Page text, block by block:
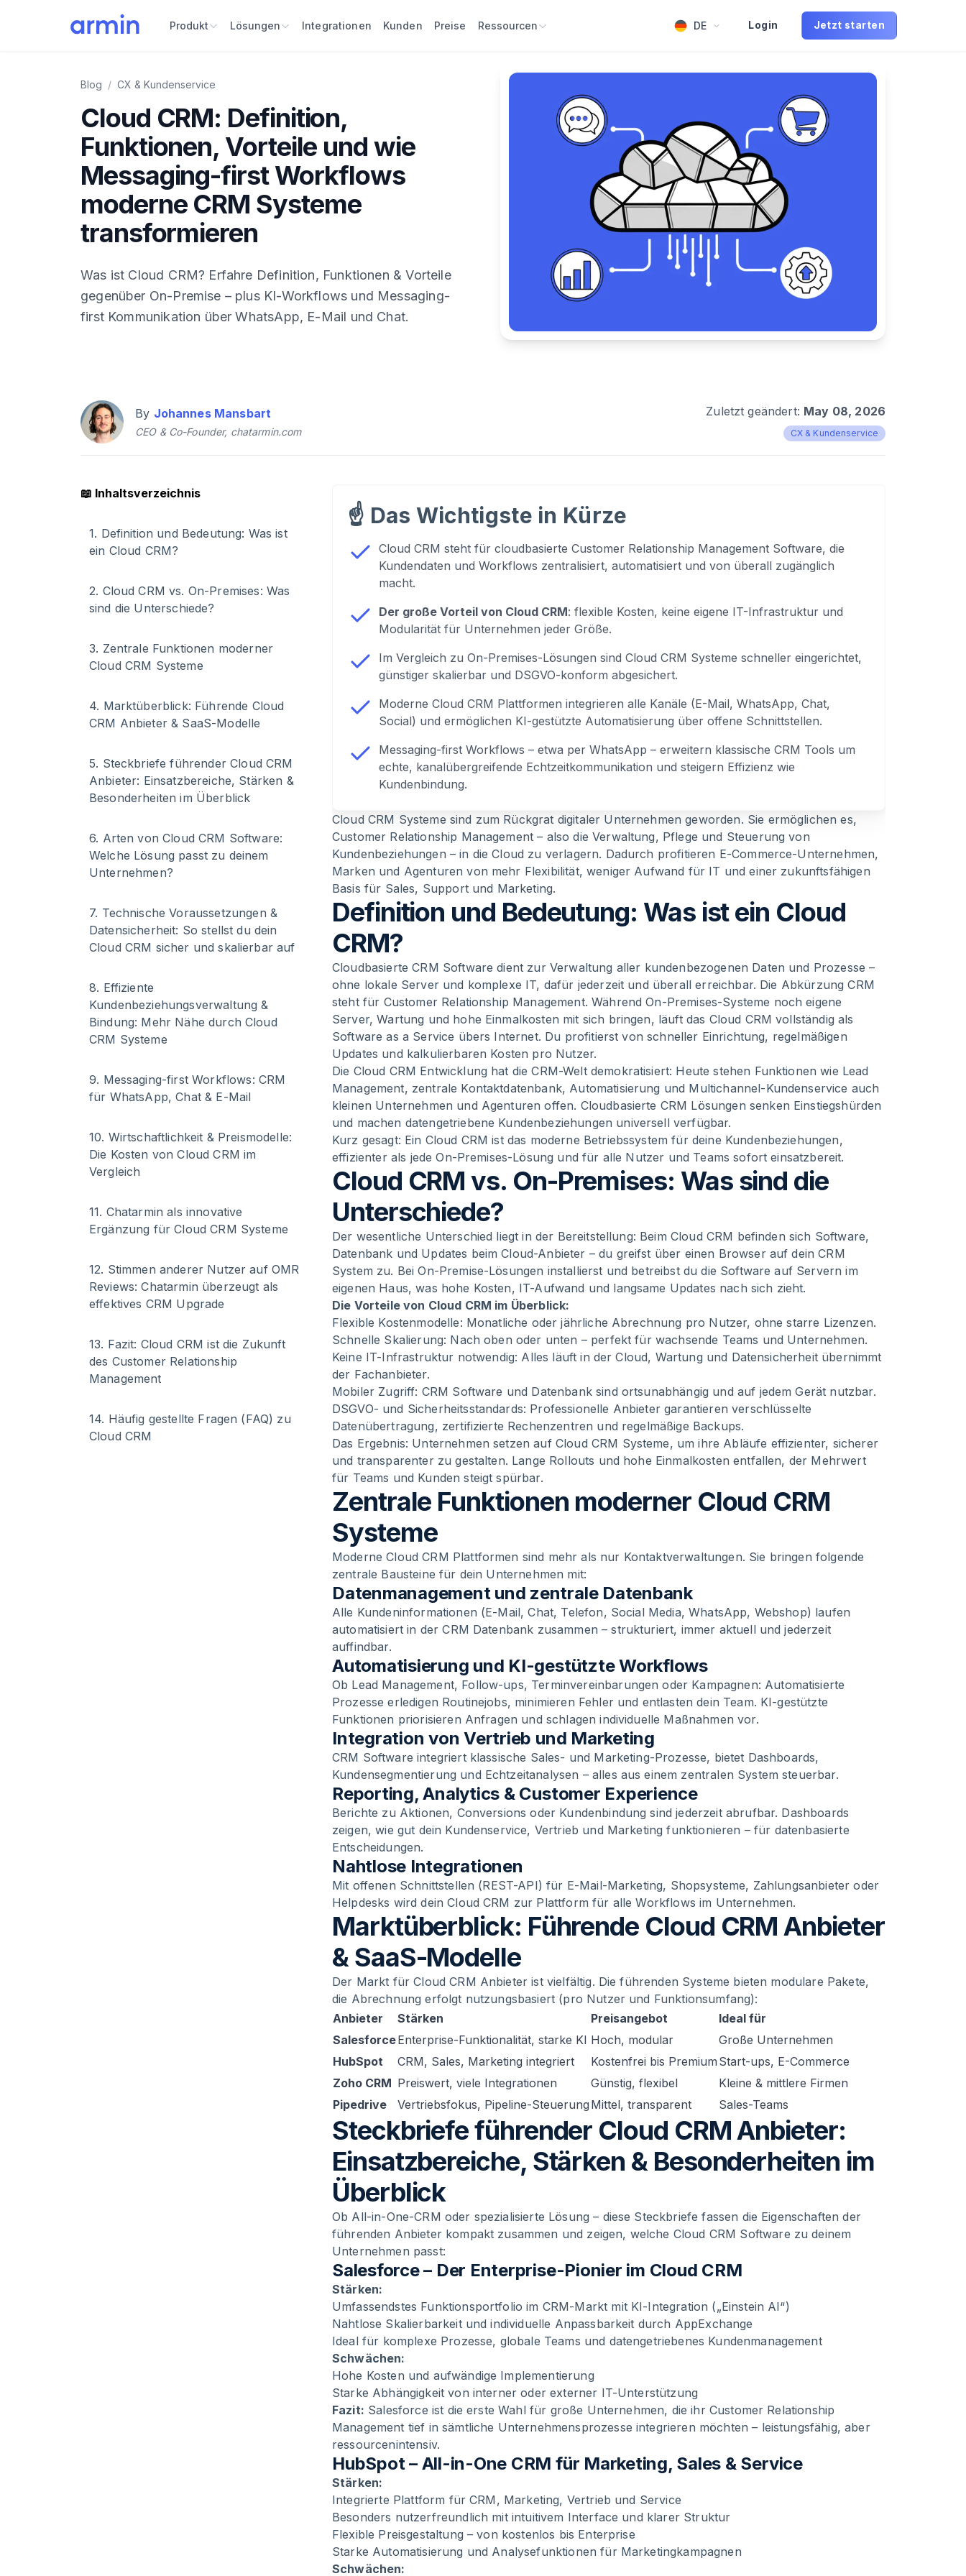
Produkt Lösungen Integrationen Kunden Preise Ressourcen DE Login Jetzt starten
Blog / CX & Kundenservice
Cloud CRM: Definition,
Funktionen, Vorteile und wie
Messaging-first Workflows
moderne CRM Systeme
transformieren
Was ist Cloud CRM? Erfahre Definition, Funktionen & Vorteile
gegenüber On-Premise – plus KI-Workflows und Messaging-
first Kommunikation über WhatsApp, E-Mail und Chat.
By Johannes Mansbart
CEO & Co-Founder, chatarmin.com
Zuletzt geändert: May 08, 2026
CX & Kundenservice
📖 Inhaltsverzeichnis
1. Definition und Bedeutung: Was ist
ein Cloud CRM?
2. Cloud CRM vs. On-Premises: Was
sind die Unterschiede?
3. Zentrale Funktionen moderner
Cloud CRM Systeme
4. Marktüberblick: Führende Cloud
CRM Anbieter & SaaS-Modelle
5. Steckbriefe führender Cloud CRM
Anbieter: Einsatzbereiche, Stärken &
Besonderheiten im Überblick
6. Arten von Cloud CRM Software:
Welche Lösung passt zu deinem
Unternehmen?
7. Technische Voraussetzungen &
Datensicherheit: So stellst du dein
Cloud CRM sicher und skalierbar auf
8. Effiziente
Kundenbeziehungsverwaltung &
Bindung: Mehr Nähe durch Cloud
CRM Systeme
9. Messaging-first Workflows: CRM
für WhatsApp, Chat & E-Mail
10. Wirtschaftlichkeit & Preismodelle:
Die Kosten von Cloud CRM im
Vergleich
11. Chatarmin als innovative
Ergänzung für Cloud CRM Systeme
12. Stimmen anderer Nutzer auf OMR
Reviews: Chatarmin überzeugt als
effektives CRM Upgrade
13. Fazit: Cloud CRM ist die Zukunft
des Customer Relationship
Management
14. Häufig gestellte Fragen (FAQ) zu
Cloud CRM
☝️ Das Wichtigste in Kürze
Cloud CRM steht für cloudbasierte Customer Relationship Management Software, die
Kundendaten und Workflows zentralisiert, automatisiert und von überall zugänglich
macht.
Der große Vorteil von Cloud CRM: flexible Kosten, keine eigene IT-Infrastruktur und
Modularität für Unternehmen jeder Größe.
Im Vergleich zu On-Premises-Lösungen sind Cloud CRM Systeme schneller eingerichtet,
günstiger skalierbar und DSGVO-konform abgesichert.
Moderne Cloud CRM Plattformen integrieren alle Kanäle (E-Mail, WhatsApp, Chat,
Social) und ermöglichen KI-gestützte Automatisierung über offene Schnittstellen.
Messaging-first Workflows – etwa per WhatsApp – erweitern klassische CRM Tools um
echte, kanalübergreifende Echtzeitkommunikation und steigern Effizienz wie
Kundenbindung.
Cloud CRM Systeme sind zum Rückgrat digitaler Unternehmen geworden. Sie ermöglichen es,
Customer Relationship Management – also die Verwaltung, Pflege und Steuerung von
Kundenbeziehungen – in die Cloud zu verlagern. Dadurch profitieren E-Commerce-Unternehmen,
Marken und Agenturen von mehr Flexibilität, weniger Aufwand für IT und einer zukunftsfähigen
Basis für Sales, Support und Marketing.
Definition und Bedeutung: Was ist ein Cloud
CRM?
Cloudbasierte CRM Software dient zur Verwaltung aller kundenbezogenen Daten und Prozesse –
ohne lokale Server und komplexe IT, dafür jederzeit und überall erreichbar. Die Abkürzung CRM
steht für Customer Relationship Management. Während On-Premises-Systeme noch eigene
Server, Wartung und hohe Einmalkosten mit sich bringen, läuft das Cloud CRM vollständig als
Software as a Service übers Internet. Du profitierst von schneller Einrichtung, regelmäßigen
Updates und kalkulierbaren Kosten pro Nutzer.
Die Cloud CRM Entwicklung hat die CRM-Welt demokratisiert: Heute stehen Funktionen wie Lead
Management, zentrale Kontaktdatenbank, Automatisierung und Multichannel-Kundenservice auch
kleinen Unternehmen und Agenturen offen. Cloudbasierte CRM Lösungen senken Einstiegshürden
und machen datengetriebene Kundenbeziehungen universell verfügbar.
Kurz gesagt: Ein Cloud CRM ist das moderne Betriebssystem für deine Kundenbeziehungen,
effizienter als jede On-Premises-Lösung und für alle Nutzer und Teams sofort einsatzbereit.
Cloud CRM vs. On-Premises: Was sind die
Unterschiede?
Der wesentliche Unterschied liegt in der Bereitstellung: Beim Cloud CRM befinden sich Software,
Datenbank und Updates beim Cloud-Anbieter – du greifst über einen Browser auf dein CRM
System zu. Bei On-Premise-Lösungen installierst und betreibst du die Software auf Servern im
eigenen Haus, was hohe Kosten, IT-Aufwand und langsame Updates nach sich zieht.
Die Vorteile von Cloud CRM im Überblick:
Flexible Kostenmodelle: Monatliche oder jährliche Abrechnung pro Nutzer, ohne starre Lizenzen.
Schnelle Skalierung: Nach oben oder unten – perfekt für wachsende Teams und Unternehmen.
Keine IT-Infrastruktur notwendig: Alles läuft in der Cloud, Wartung und Datensicherheit übernimmt
der Fachanbieter.
Mobiler Zugriff: CRM Software und Datenbank sind ortsunabhängig und auf jedem Gerät nutzbar.
DSGVO- und Sicherheitsstandards: Professionelle Anbieter garantieren verschlüsselte
Datenübertragung, zertifizierte Rechenzentren und regelmäßige Backups.
Das Ergebnis: Unternehmen setzen auf Cloud CRM Systeme, um ihre Abläufe effizienter, sicherer
und transparenter zu gestalten. Lange Rollouts und hohe Einmalkosten entfallen, der Mehrwert
für Teams und Kunden steigt spürbar.
Zentrale Funktionen moderner Cloud CRM
Systeme
Moderne Cloud CRM Plattformen sind mehr als nur Kontaktverwaltungen. Sie bringen folgende
zentrale Bausteine für dein Unternehmen mit:
Datenmanagement und zentrale Datenbank
Alle Kundeninformationen (E-Mail, Chat, Telefon, Social Media, WhatsApp, Webshop) laufen
automatisiert in der CRM Datenbank zusammen – strukturiert, immer aktuell und jederzeit
auffindbar.
Automatisierung und KI-gestützte Workflows
Ob Lead Management, Follow-ups, Terminvereinbarungen oder Kampagnen: Automatisierte
Prozesse erledigen Routinejobs, minimieren Fehler und entlasten dein Team. KI-gestützte
Funktionen priorisieren Anfragen und schlagen individuelle Maßnahmen vor.
Integration von Vertrieb und Marketing
CRM Software integriert klassische Sales- und Marketing-Prozesse, bietet Dashboards,
Kundensegmentierung und Echtzeitanalysen – alles aus einem zentralen System steuerbar.
Reporting, Analytics & Customer Experience
Berichte zu Aktionen, Conversions oder Kundenbindung sind jederzeit abrufbar. Dashboards
zeigen, wie gut dein Kundenservice, Vertrieb und Marketing funktionieren – für datenbasierte
Entscheidungen.
Nahtlose Integrationen
Mit offenen Schnittstellen (REST-API) für E-Mail-Marketing, Shopsysteme, Zahlungsanbieter oder
Helpdesks wird dein Cloud CRM zur Plattform für alle Workflows im Unternehmen.
Marktüberblick: Führende Cloud CRM Anbieter
& SaaS-Modelle
Der Markt für Cloud CRM Anbieter ist vielfältig. Die führenden Systeme bieten modulare Pakete,
die Abrechnung erfolgt nutzungsbasiert (pro Nutzer und Funktionsumfang):
Anbieter
Stärken Preisangebot
Ideal für
SalesforceEnterprise-Funktionalität, starke KI Hoch, modular
Große Unternehmen
HubSpot
CRM, Sales, Marketing integriert Kostenfrei bis Premium Start-ups, E-Commerce
Zoho CRM Preiswert, viele Integrationen Günstig, flexibel
Kleine & mittlere Firmen
Pipedrive
Vertriebsfokus, Pipeline-Steuerung Mittel, transparent Sales-Teams
Steckbriefe führender Cloud CRM Anbieter:
Einsatzbereiche, Stärken & Besonderheiten im
Überblick
Ob All-in-One-CRM oder spezialisierte Lösung – diese Steckbriefe fassen die Eigenschaften der
führenden Anbieter kompakt zusammen und zeigen, welche Cloud CRM Software zu deinem
Unternehmen passt:
Salesforce – Der Enterprise-Pionier im Cloud CRM
Stärken:
Umfassendstes Funktionsportfolio im CRM-Markt mit KI-Integration („Einstein AI“)
Nahtlose Skalierbarkeit und individuelle Anpassbarkeit durch AppExchange
Ideal für komplexe Prozesse, globale Teams und datengetriebenes Kundenmanagement
Schwächen:
Hohe Kosten und aufwändige Implementierung
Starke Abhängigkeit von interner oder externer IT-Unterstützung
Fazit: Salesforce ist die erste Wahl für große Unternehmen, die ihr Customer Relationship
Management tief in sämtliche Unternehmensprozesse integrieren möchten – leistungsfähig, aber
ressourcenintensiv.
HubSpot – All-in-One CRM für Marketing, Sales & Service
Stärken:
Integrierte Plattform für CRM, Marketing, Vertrieb und Service
Besonders nutzerfreundlich mit intuitivem Interface und klarer Struktur
Flexible Preisgestaltung – von kostenlos bis Enterprise
Starke Automatisierung und Analysefunktionen für Marketingkampagnen
Schwächen: